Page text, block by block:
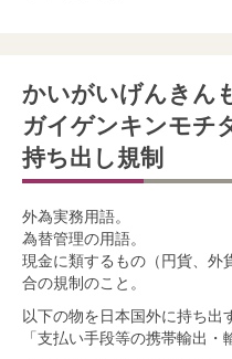
かいがいげんきん
ガイゲンキンモ
持ち出し規制
外為実務用語。
為替管理の用語。
現金に類するもの（円貨、外
合の規制のこと。
以下の物を日本国外に持ち出
「支払い手段等の携帯輸出・